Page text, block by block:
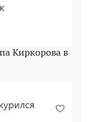
Киркорова в